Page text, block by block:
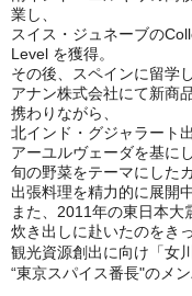
業し、
スイス・ジュネーブの
Level を獲得。
その後、スペインに留学
アナン株式会社にて新商
携わりながら、
北インド・グジャラート
アーユルヴェーダを基に
旬の野菜をテーマにした
出張料理を精力的に展開中
また、2011年の東日本大
炊き出しに赴いたのをき
観光資源創出に向け「女
“東京スパイス番長"のメ